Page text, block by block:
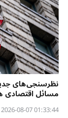
نظرسنجی‌‌های
مسائل اقتصادی
01:33:44 2026-08-07